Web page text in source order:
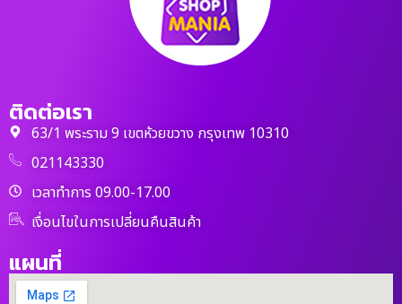
ติดต่อเรา
63/1 พระราม 9 เขตห้วยขวาง กรุงเทพ 10310
021143330
เวลาทำการ 09.00-17.00
เงื่อนไขในการเปลี่ยนคืนสินค้า
แผนที่